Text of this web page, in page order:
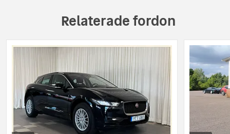
Relaterade fordon